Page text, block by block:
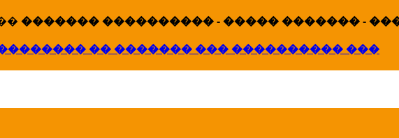
������� ���������� - ����� ������� -
�� ������� ��� ���������� ���